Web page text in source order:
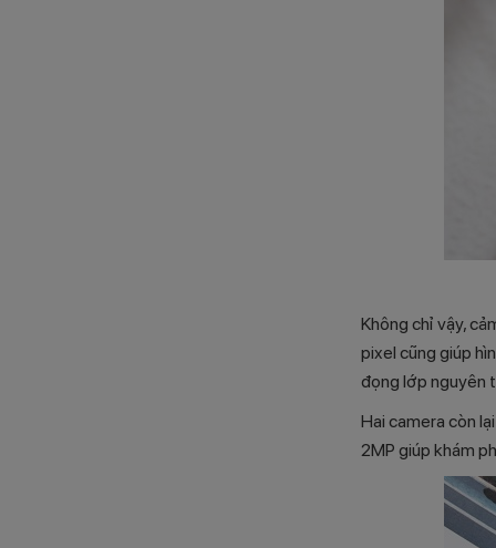
Không chỉ vậy,
pixel cũng giúp
đọng lớp nguyên
Hai camera còn
2MP giúp khám